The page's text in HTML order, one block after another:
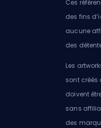
Ces
des fins
aucune
des
Les
sont créés
doivent
sans
des